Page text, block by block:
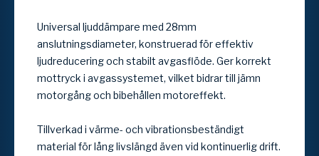
Universal ljuddämpare med 28mm
anslutningsdiameter, konstruerad för effektiv
ljudreducering och stabilt avgasflöde. Ger korrekt
mottryck i avgassystemet, vilket bidrar till jämn
motorgång och bibehållen motoreffekt.
Tillverkad i värme- och vibrationsbeständigt
material för lång livslängd även vid kontinuerlig drift.